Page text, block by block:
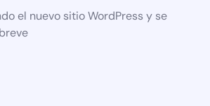
el nuevo sitio WordPress y se